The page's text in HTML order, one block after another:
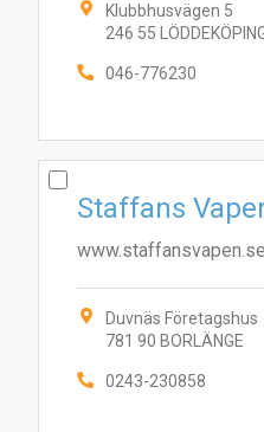
Klubbhusvägen 5
246 55
046-776230
Staffans
www.staffansvapen.se
Duvnäs Företagshus
781 90 BORLÄNGE
0243-230858